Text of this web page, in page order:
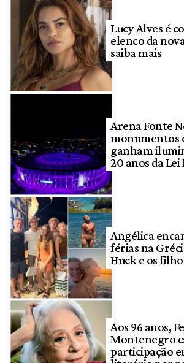
Lucy Alves é
elenco da
saiba mais
Arena Fonte
monumentos
ganham
20 anos da
Angélica
férias na
Huck e os
Aos 96 anos,
Montenegro
participação